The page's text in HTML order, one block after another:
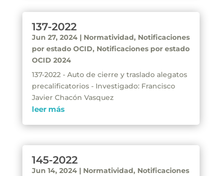
137-2022
Jun 27, 2024| Normatividad, Notificaciones
por estado OCID, Notificaciones por estado
OCID 2024
137-2022 - Auto de cierre y traslado alegatos
precalificatorios - Investigado: Francisco
Javier Chacón Vasquez
leer más
145-2022
Jun 14, 2024| Normatividad, Notificaciones